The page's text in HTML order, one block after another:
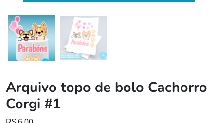
Arquivo topo de bolo Cachorro
Corgi #1